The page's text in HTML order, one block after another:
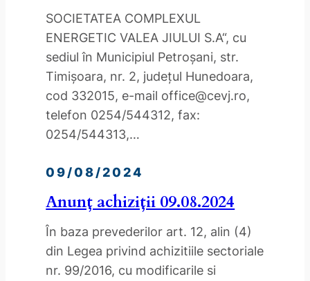
SOCIETATEA COMPLEXUL
ENERGETIC VALEA JIULUI S.A“, cu
sediul în Municipiul Petroşani, str.
Timişoara, nr. 2, judeţul Hunedoara,
cod 332015, e-mail office@cevj.ro,
telefon 0254/544312, fax:
0254/544313,…
09/08/2024
Anunț achiziții 09.08.2024
În baza prevederilor art. 12, alin (4)
din Legea privind achizitiile sectoriale
nr. 99/2016, cu modificarile si